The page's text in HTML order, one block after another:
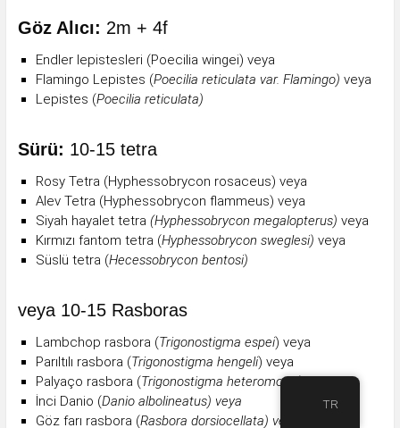
Göz Alıcı: 2m + 4f
Endler lepistesleri (Poecilia wingei) veya
Flamingo Lepistes (Poecilia reticulata var. Flamingo) veya
Lepistes (Poecilia reticulata)
Sürü: 10-15 tetra
Rosy Tetra (Hyphessobrycon rosaceus) veya
Alev Tetra (Hyphessobrycon flammeus) veya
Siyah hayalet tetra (Hyphessobrycon megalopterus) veya
Kırmızı fantom tetra (Hyphessobrycon sweglesi) veya
Süslü tetra (Hecessobrycon bentosi)
veya 10-15 Rasboras
Lambchop rasbora (Trigonostigma espei) veya
Parıltılı rasbora (Trigonostigma hengeli) veya
Palyaço rasbora (Trigonostigma heteromorfa) veya
İnci Danio (Danio albolineatus) veya
Göz farı rasbora (Rasbora dorsiocellata) veya
TR